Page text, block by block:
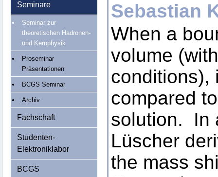
Seminare
Seminar zur
theoretischen Hadronen-
und Kernphysik
Proseminar
Präsentationen
BCGS Seminar
Archiv
Fachschaft
Studenten-
Elektroniklabor
BCGS
Sebastian
When a
volume
conditions),
compared
solution. In
Lüscher
the mass